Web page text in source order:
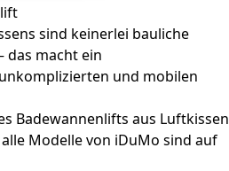
sind keinerlei bauliche
das macht ein
und mobilen
Badewannenlifts aus Luftkissen
Modelle von iDuMo sind auf